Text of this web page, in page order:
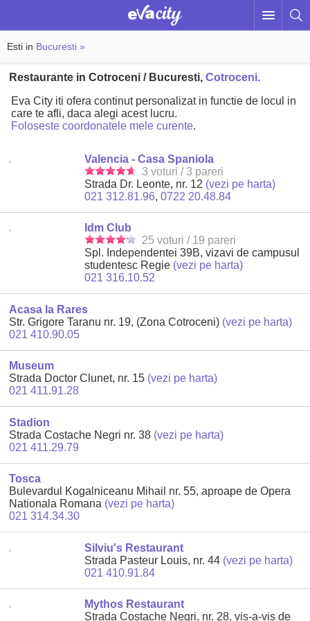
Esti in Bucuresti »
Restaurante in Cotroceni / Bucuresti,Cotroceni.
Eva City iti ofera continut personalizat in functie de locul in
care te afli, daca alegi acest lucru.
Foloseste coordonatele mele curente.
Valencia - Casa Spaniola
3 voturi / 3 pareri
Strada Dr. Leonte, nr. 12 (vezi pe harta)
021 312.81.96,0722 20.48.84
Idm Club
25 voturi / 19 pareri
Spl. Independentei 39B, vizavi de campusul
studentesc Regie (vezi pe harta)
021 316.10.52
Acasa la Rares
Str. Grigore Taranu nr. 19, (Zona Cotroceni) (vezi pe harta)
021 410.90.05
Museum
Strada Doctor Clunet, nr. 15 (vezi pe harta)
021 411.91.28
Stadion
Strada Costache Negri nr. 38 (vezi pe harta)
021 411.29.79
Tosca
Bulevardul Kogalniceanu Mihail nr. 55, aproape de Opera
Nationala Romana (vezi pe harta)
021 314.34.30
Silviu's Restaurant
Strada Pasteur Louis, nr. 44 (vezi pe harta)
021 410.91.84
Mythos Restaurant
Strada Costache Negri, nr. 28, vis-a-vis de